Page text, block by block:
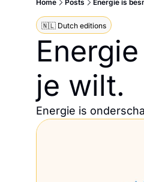
Home Posts Energie is
🇳🇱 Dutch editions
je wilt.
Energie is